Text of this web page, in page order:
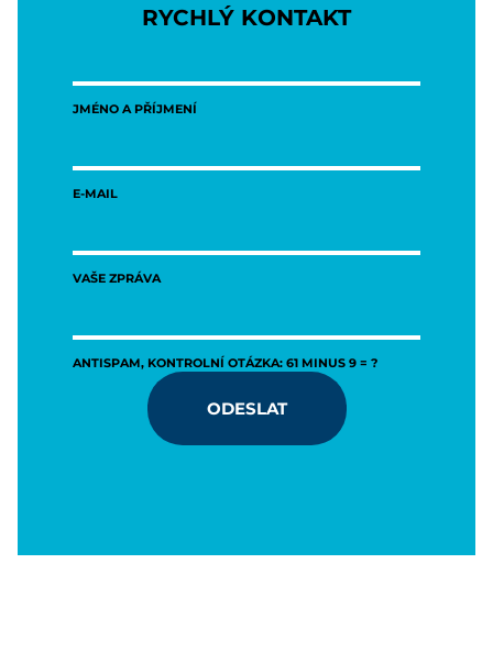
RYCHLÝ KONTAKT
JMÉNO A PŘÍJMENÍ
E-MAIL
VAŠE ZPRÁVA
ANTISPAM, KONTROLNÍ OTÁZKA: 61 MINUS 9 = ?
ODESLAT